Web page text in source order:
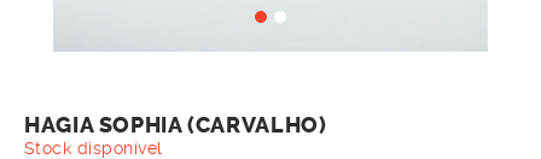
HAGIA SOPHIA (CARVALHO)
Stock disponível